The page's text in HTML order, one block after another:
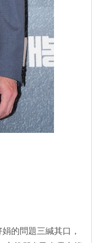
的問題三緘其口，